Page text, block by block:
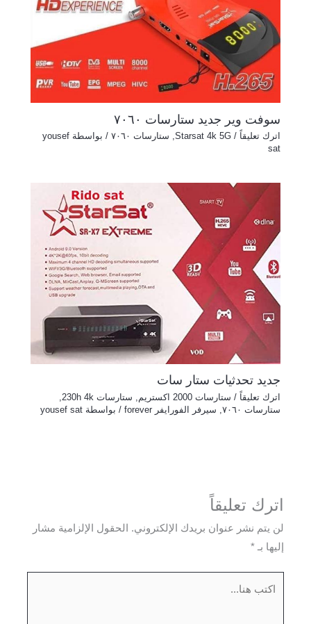
سوفت وير جديد ستارسات ٧٠٦٠
اترك تعليقاً /
Starsat 4k 5G
, ستارسات ٧٠٦٠ / بواسطة yousef
sat
جديد تحدثيات ستار سات
اترك تعليقاً / ستارسات 2000 اكستريم ستارسات 230h 4k
ستارسات ٧٠٦٠
سيرفر الفورايفر forever / بواسطة yousef sat
اترك تعليقاً
لن يتم نشر عنوان بريدك الإلكتروني.
الحقول الإلزامية مشار
إليها بـ*